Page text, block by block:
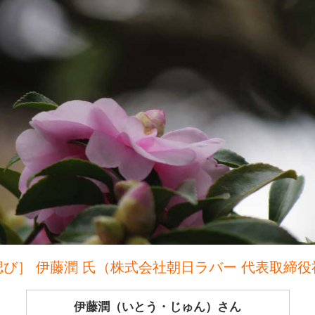
び］ 伊藤潤 氏（株式会社朝日ラバー 代表取締役
伊藤潤（いとう・じゅん）さん